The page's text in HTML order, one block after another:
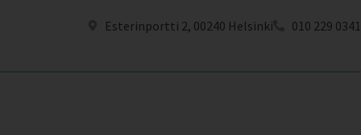
Esterinportti 2, 00240 Helsinki 010 229 0341